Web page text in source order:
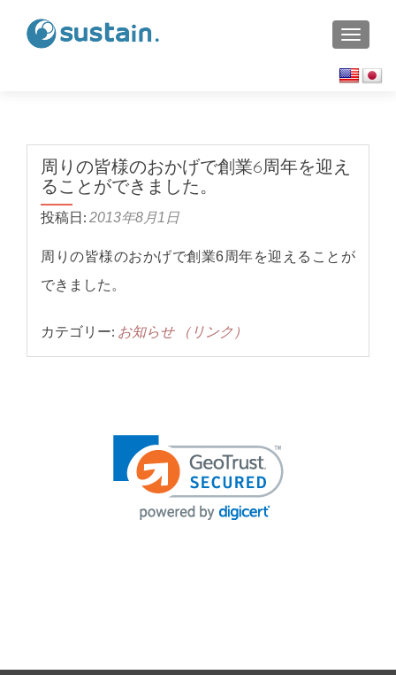
周りの皆様のおかげで創業6周年を迎え
ることができました。
投稿日: 2013年8月1日
周りの皆様のおかげで創業6周年を迎えることが
できました。
カテゴリー: お知らせ （リンク）